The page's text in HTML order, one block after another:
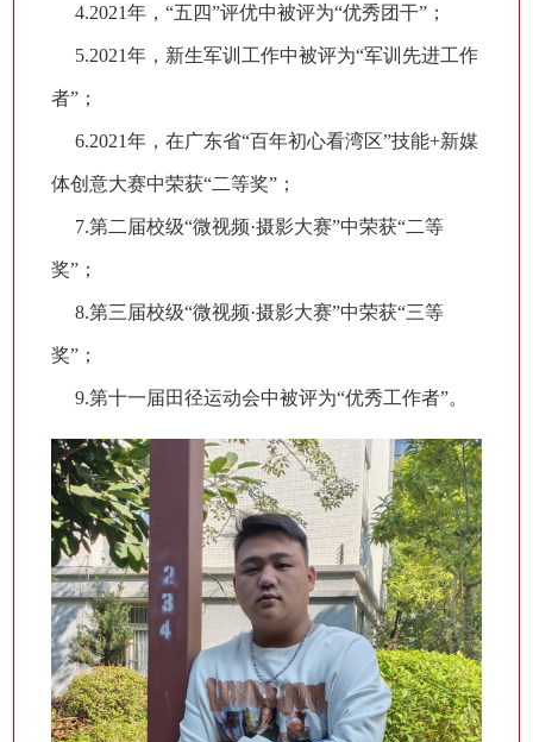
4.2021年，“五四”评优中被评为“优秀团干”；
5.2021年，新生军训工作中被评为“军训先进工作
者”；
6.2021年，在广东省“百年初心看湾区”技能+新媒
体创意大赛中荣获“二等奖”；
7.第二届校级“微视频·摄影大赛”中荣获“二等
奖”；
8.第三届校级“微视频·摄影大赛”中荣获“三等
奖”；
9.第十一届田径运动会中被评为“优秀工作者”。